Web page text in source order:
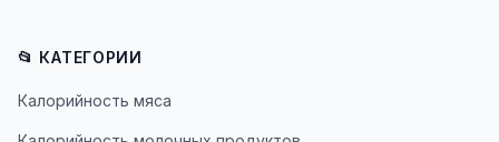
📂 КАТЕГОРИИ
Калорийность мяса